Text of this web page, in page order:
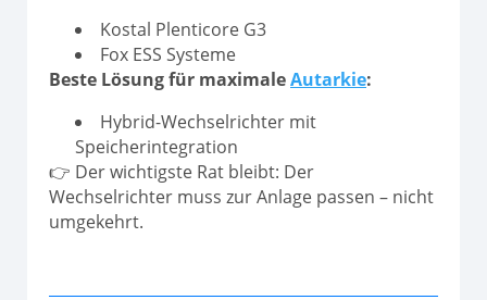
Kostal Plenticore G3
Fox ESS Systeme
Beste Lösung für maximaleAutarkie:
Hybrid-Wechselrichter mit
Speicherintegration
👉 Der wichtigste Rat bleibt: Der
Wechselrichter muss zur Anlage passen – nicht
umgekehrt.